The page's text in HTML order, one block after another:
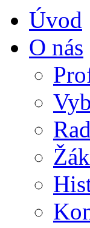
Úvod
O nás